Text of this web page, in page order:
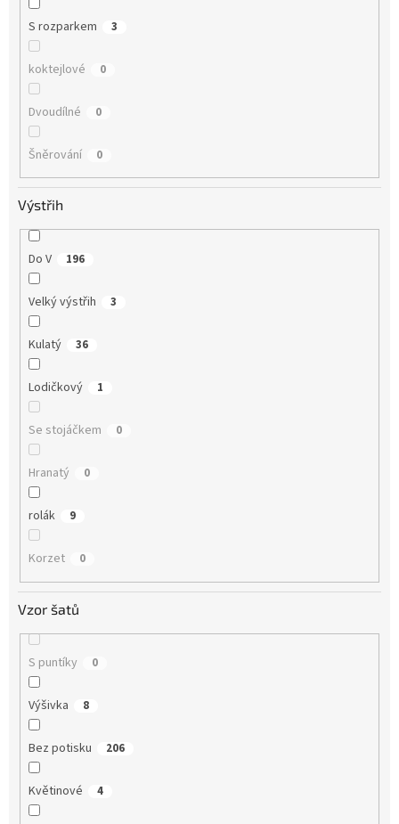
S rozparkem 3
koktejlové 0
Dvoudílné 0
Šněrování 0
Výstřih
Do V 196
Velký výstřih 3
Kulatý 36
Lodičkový 1
Se stojáčkem 0
Hranatý 0
rolák 9
Korzet 0
Vzor šatů
S puntíky 0
Výšivka 8
Bez potisku 206
Květinové 4